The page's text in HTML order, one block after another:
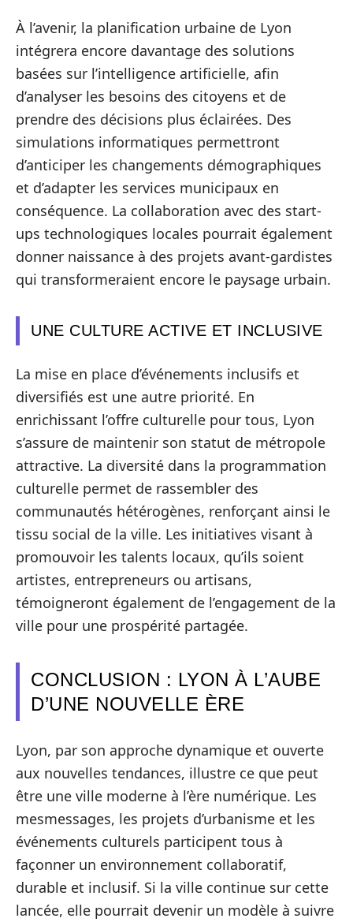
À l’avenir, la planification urbaine de Lyon
intégrera encore davantage des solutions
basées sur l’intelligence artificielle, afin
d’analyser les besoins des citoyens et de
prendre des décisions plus éclairées. Des
simulations informatiques permettront
d’anticiper les changements démographiques
et d’adapter les services municipaux en
conséquence. La collaboration avec des start-
ups technologiques locales pourrait également
donner naissance à des projets avant-gardistes
qui transformeraient encore le paysage urbain.
UNE CULTURE ACTIVE ET INCLUSIVE
La mise en place d’événements inclusifs et
diversifiés est une autre priorité. En
enrichissant l’offre culturelle pour tous, Lyon
s’assure de maintenir son statut de métropole
attractive. La diversité dans la programmation
culturelle permet de rassembler des
communautés hétérogènes, renforçant ainsi le
tissu social de la ville. Les initiatives visant à
promouvoir les talents locaux, qu’ils soient
artistes, entrepreneurs ou artisans,
témoigneront également de l’engagement de la
ville pour une prospérité partagée.
CONCLUSION : LYON À L’AUBE
D’UNE NOUVELLE ÈRE
Lyon, par son approche dynamique et ouverte
aux nouvelles tendances, illustre ce que peut
être une ville moderne à l’ère numérique. Les
mesmessages, les projets d’urbanisme et les
événements culturels participent tous à
façonner un environnement collaboratif,
durable et inclusif. Si la ville continue sur cette
lancée, elle pourrait devenir un modèle à suivre